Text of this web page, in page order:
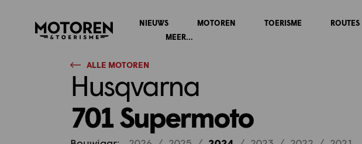
Homepage
NIEUWS MOTOREN TOERISME ROUTES
MEER...
ALLE MOTOREN
Husqvarna
701 Supermoto